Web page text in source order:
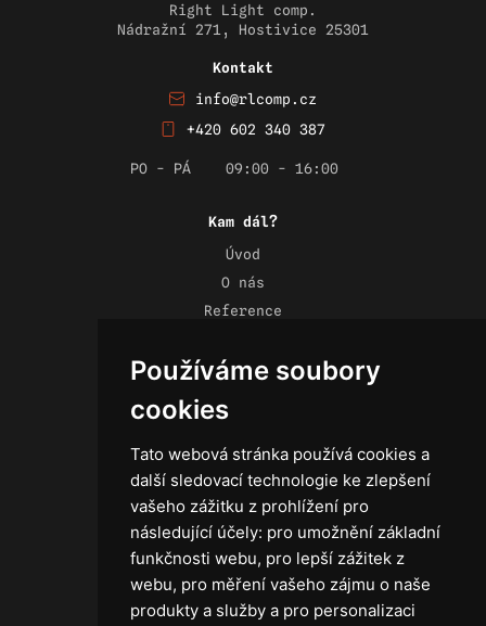
Používáme soubory
cookies
Tato webová stránka používá cookies a
další sledovací technologie ke zlepšení
vašeho zážitku z prohlížení pro
následující účely: pro umožnění základní
funkčnosti webu, pro lepší zážitek z
webu, pro měření vašeho zájmu o naše
produkty a služby a pro personalizaci
Right Light comp.
Nádražní 271, Hostivice 25301
Kontakt
info@rlcomp.cz
+420 602 340 387
PO - PÁ 09:00 - 16:00
Kam dál?
Úvod
O nás
Reference
Kontakt
Obchodní podmínky
Zásady ochrany osobních údajů
Technika
Světla
Příslušenství ke světlům